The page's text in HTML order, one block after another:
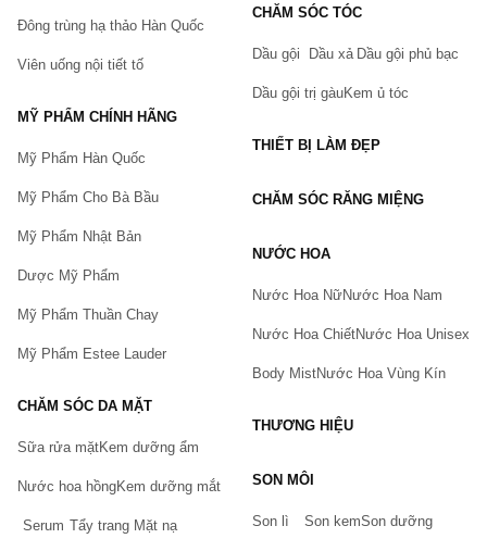
Bạn gặp vấn đề về sản phẩm hay mua hàng?
Hãy báo lỗi cho chúng tôi. Hoặc gọi cho chúng tôi qua số
Đông trùng hạ thảo Hàn Quốc
Viên uống nội tiết tố
MỸ PHẨM CHÍNH HÃNG
Mỹ Phẩm Hàn Quốc
Mỹ Phẩm Cho Bà Bầu
Mỹ Phẩm Nhật Bản
Dược Mỹ Phẩm
Mỹ Phẩm Thuần Chay
Mỹ Phẩm Estee Lauder
CHĂM SÓC DA MẶT
Sữa rửa mặtKem dưỡng ẩm
Nước hoa hồngKem dưỡng mắt
Serum Tẩy trang Mặt nạ
CHĂM SÓC TÓC
Dầu gội Dầu xả Dầu gội phủ bạc
Dầu gội trị gàuKem ủ tóc
THIẾT BỊ LÀM ĐẸP
CHĂM SÓC RĂNG MIỆNG
NƯỚC HOA
Nước Hoa NữNước Hoa Nam
Nước Hoa ChiếtNước Hoa Unisex
Body MistNước Hoa Vùng Kín
THƯƠNG HIỆU
SON MÔI
Son lì Son kemSon dưỡng